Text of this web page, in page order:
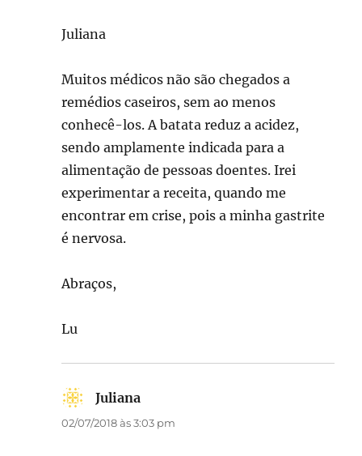
Juliana
Muitos médicos não são chegados a
remédios caseiros, sem ao menos
conhecê-los. A batata reduz a acidez,
sendo amplamente indicada para a
alimentação de pessoas doentes. Irei
experimentar a receita, quando me
encontrar em crise, pois a minha gastrite
é nervosa.
Abraços,
Lu
Juliana
02/07/2018 às 3:03 pm